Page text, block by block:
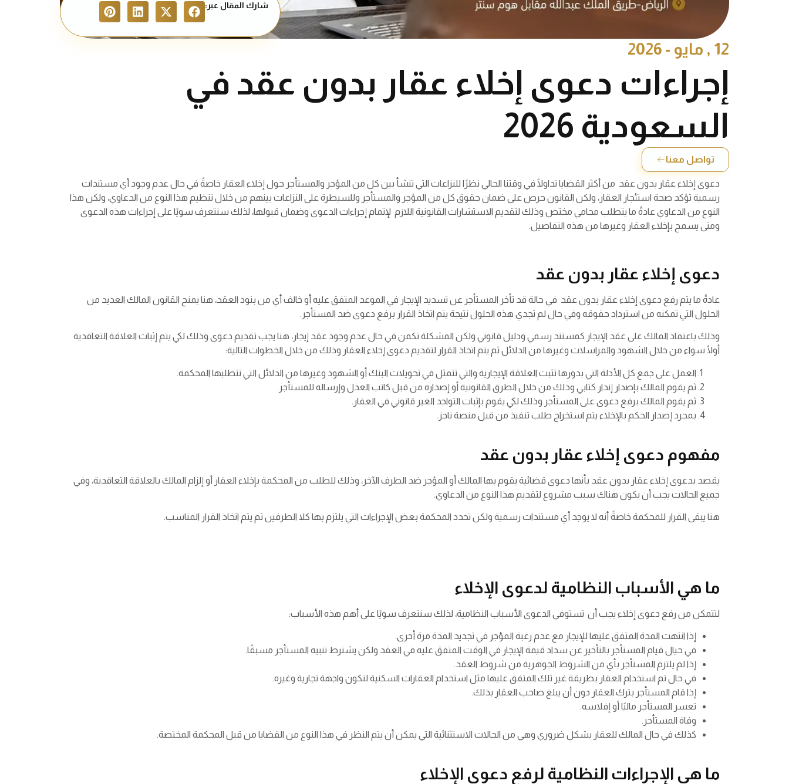
شارك المقال عبر:
12 , مايو - 2026
إجراءات دعوى إخلاء عقار بدون عقد في
السعودية 2026
تواصل معنا
دعوى إخلاء عقار بدون عقد من أكثر القضايا تداولًا في وقتنا الحالي نظرًا للنزاعات التي تنشأ بين كل من المؤجر والمستأجر حول إخلاء العقار خاصةً في حال عدم وجود أي مستندات
رسمية تؤكد صحة استئجار العقار، ولكن القانون حرص على ضمان حقوق كل من المؤجر والمستأجر وللسيطرة على النزاعات بينهم من خلال تنظيم هذا النوع من الدعاوي، ولكن هذا
النوع من الدعاوي عادةً ما يتطلب محامي مختص وذلك لتقديم الاستشارات القانونية اللازم لإتمام إجراءات الدعوى وضمان قبولها، لذلك سنتعرف سويًا على إجراءات هذه الدعوى
ومتى يسمح بإخلاء العقار وغيرها من هذه التفاصيل.
دعوى إخلاء عقار بدون عقد
عادةً ما يتم رفع دعوى إخلاء عقار بدون عقد في حالة قد تأخر المستأجر عن تسديد الإيجار في الموعد المتفق عليه أو خالف أي من بنود العقد، هنا يمنح القانون المالك العديد من
الحلول التي تمكنه من استرداد حقوقه وفي حال لم تجدي هذه الحلول نتيجة يتم اتخاذ القرار برفع دعوى ضد المستأجر.
وذلك باعتماد المالك على عقد الإيجار كمستند رسمي ودليل قانوني ولكن المشكلة تكمن في حال عدم وجود عقد إيجار، هنا يجب تقديم دعوى وذلك لكي يتم إثبات العلاقة التعاقدية
أولًا سواء من خلال الشهود والمراسلات وغيرها من الدلائل ثم يتم اتخاذ القرار لتقديم دعوى إخلاء العقار وذلك من خلال الخطوات التالية:
العمل على جمع كل الأدلة التي بدورها تثبت العلاقة الإيجارية والتي تتمثل في تحويلات البنك أو الشهود وغيرها من الدلائل التي تتطلبها المحكمة.
ثم يقوم المالك بإصدار إنذار كتابي وذلك من خلال الطرق القانونية أو إصداره من قبل كاتب العدل وإرساله للمستأجر.
ثم يقوم المالك برفع دعوى على المستأجر وذلك لكي يقوم بإثبات التواجد الغير قانوني في العقار.
بمجرد إصدار الحكم بالإخلاء يتم استخراج طلب تنفيذ من قبل منصة ناجز.
مفهوم دعوى إخلاء عقار بدون عقد
يقصد بدعوى إخلاء عقار بدون عقد بأنها دعوى قضائية يقوم بها المالك أو المؤجر ضد الطرف الآخر، وذلك للطلب من المحكمة بإخلاء العقار أو إلزام المالك بالعلاقة التعاقدية، وفي
جميع الحالات يجب أن يكون هناك سبب مشروع لتقديم هذا النوع من الدعاوي.
هنا يبقى القرار للمحكمة خاصةً أنه لا يوجد أي مستندات رسمية ولكن تحدد المحكمة بعض الإجراءات التي يلتزم بها كلا الطرفين ثم يتم اتخاذ القرار المناسب.
ما هي الأسباب النظامية لدعوى الإخلاء
لتتمكن من رفع دعوى إخلاء يجب أن تستوفي الدعوى الأسباب النظامية، لذلك سنتعرف سويًا على أهم هذه الأسباب:
إذا انتهت المدة المتفق عليها للإيجار مع عدم رغبة المؤجر في تجديد المدة مرة أخرى.
في حيال قيام المستأجر بالتأخير عن سداد قيمة الإيجار في الوقت المتفق عليه في العقد ولكن يشترط تنبيه المستأجر مسبقًا.
إذا لم يلتزم المستأجر بأي من الشروط الجوهرية من شروط العقد.
في حال تم استخدام العقار بطريقة غير تلك المتفق عليها مثل استخدام العقارات السكنية لتكون واجهة تجارية وغيره.
إذا قام المستأجر بترك العقار دون أن يبلغ صاحب العقار بذلك.
تعسر المستأجر ماليًا أو إفلاسه.
وفاة المستأجر.
كذلك في حال المالك للعقار بشكل ضروري وهي من الحالات الاستثنائية التي يمكن أن يتم النظر في هذا النوع من القضايا من قبل المحكمة المختصة.
ما هي الإجراءات النظامية لرفع دعوى الإخلاء